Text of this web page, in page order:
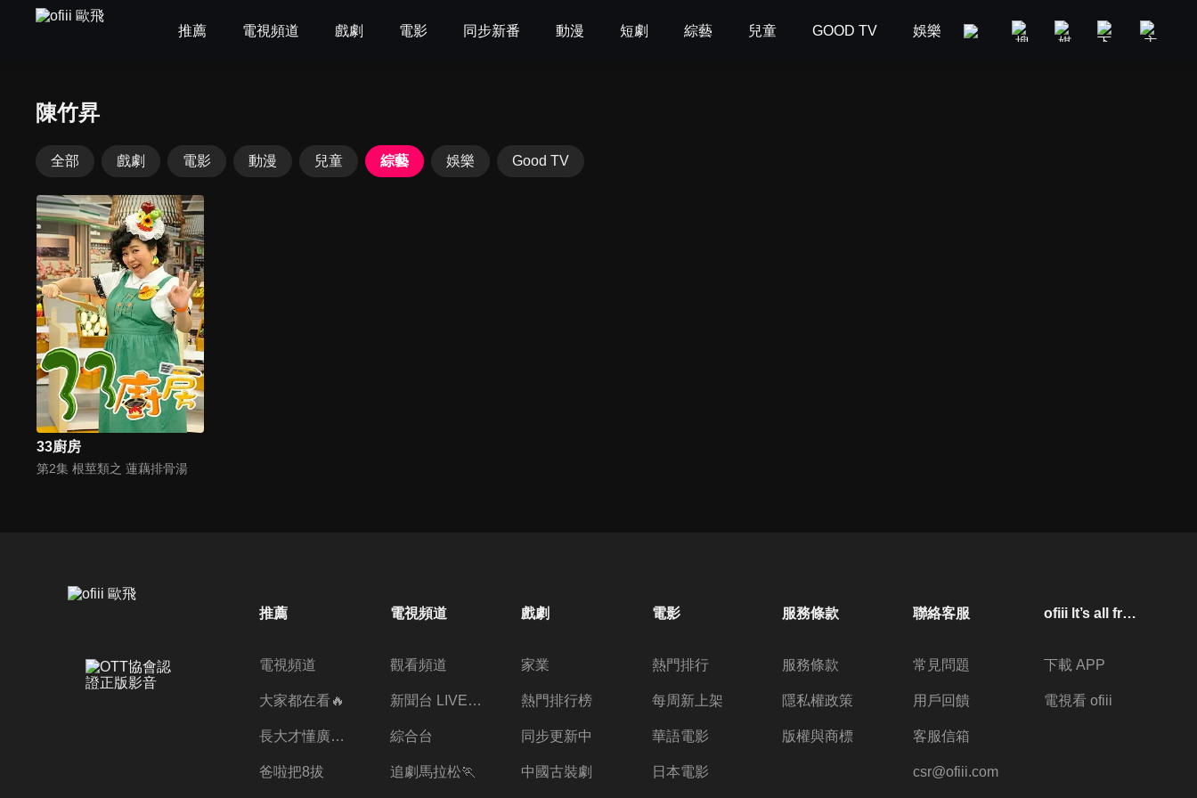
推薦 電視頻道 戲劇 電影 同步新番 動漫 短劇 綜藝 兒童 GOOD TV 娛樂 美食旅遊 新聞政論
陳竹昇
全部 戲劇 電影 動漫 兒童 綜藝 娛樂 Good TV
33廚房
第2集 根莖類之 蓮藕排骨湯
推薦
電視頻道
大家都在看🔥
長大才懂廣志的偉大
爸啦把8拔
電視頻道
觀看頻道
新聞台 LIVE 直播
綜合台
追劇馬拉松🏃
戲劇
家業
熱門排行榜
同步更新中
中國古裝劇
電影
熱門排行
每周新上架
華語電影
日本電影
服務條款
服務條款
隱私權政策
版權與商標
聯絡客服
常見問題
用戶回饋
客服信箱
csr@ofiii.com
ofiii lt’s all free
下載 APP
電視看 ofiii